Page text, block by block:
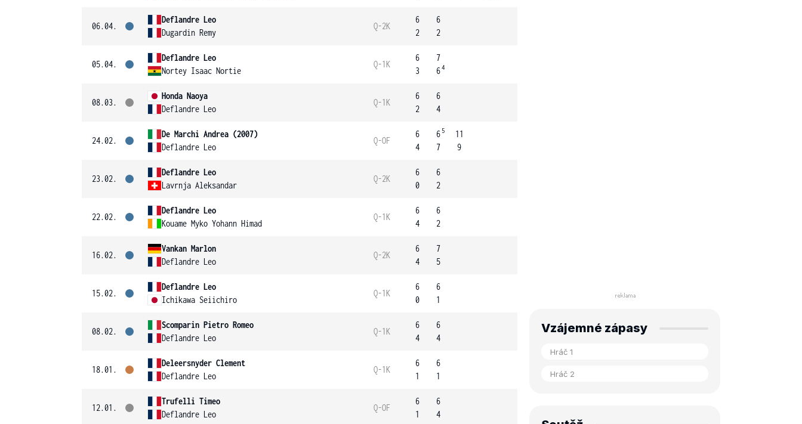
06.04.
Deflandre Leo
Dugardin Remy
Q-2K
6
2
6
2
05.04.
Deflandre Leo
Nortey Isaac Nortie
Q-1K
6
3
7
64
08.03.
Honda Naoya
Deflandre Leo
Q-1K
6
2
6
4
24.02.
De Marchi Andrea (2007)
Deflandre Leo
Q-OF
6
4
6 5
7
11
9
23.02.
Deflandre Leo
Lavrnja Aleksandar
Q-2K
6
0
6
2
22.02.
Deflandre Leo
Kouame Myko Yohann Himad
Q-1K
6
4
6
2
16.02.
Vankan Marlon
Deflandre Leo
Q-2K
6
4
7
5
15.02.
Deflandre Leo
Ichikawa Seiichiro
Q-1K
6
0
6
1
08.02.
Scomparin Pietro Romeo
Deflandre Leo
Q-1K
6
4
6
4
18.01.
Deleersnyder Clement
Deflandre Leo
Q-1K
6
1
6
1
12.01.
Trufelli Timeo
Deflandre Leo
Q-OF
6
1
6
4
Vzájemné zápasy